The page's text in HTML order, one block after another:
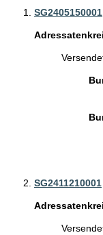
SG2405150001
SG2411210001